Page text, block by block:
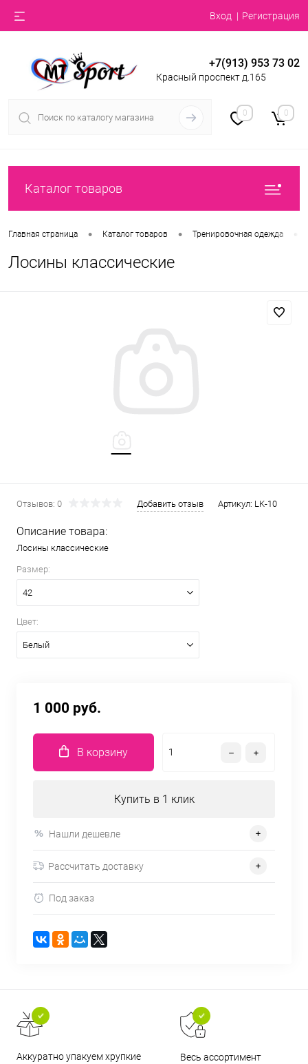
Вход Регистрация
+7(913) 953 73 02
Красный проспект д.165
0 0
Каталог товаров
Главная страница • Каталог товаров • Тренировочная одежда
Лосины классические
Отзывов: 0 Добавить отзыв Артикул: LK-10
Описание товара:
Лосины классические
Размер:
42
Цвет:
Белый
1 000 руб.
В корзину
Купить в 1 клик
Нашли дешевле
Рассчитать доставку
Под заказ
Аккуратно упакуем хрупкие
Весь ассортимент